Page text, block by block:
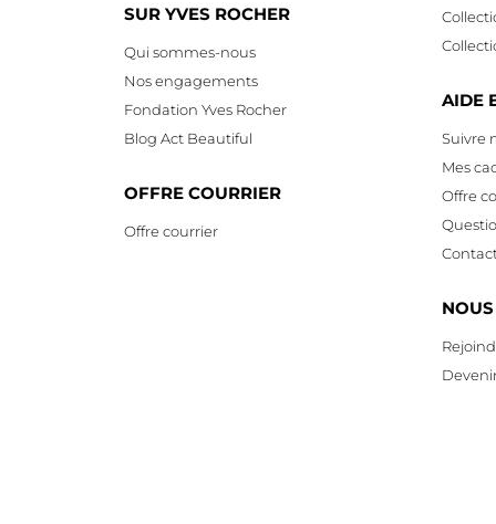
SUR YVES ROCHER
Qui sommes-nous
Nos engagements
Fondation Yves Rocher
Blog Act Beautiful
OFFRE COURRIER
Offre courrier
AIDE
Suivre
Mes
Offre